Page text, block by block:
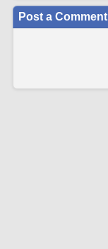
Post a Comment